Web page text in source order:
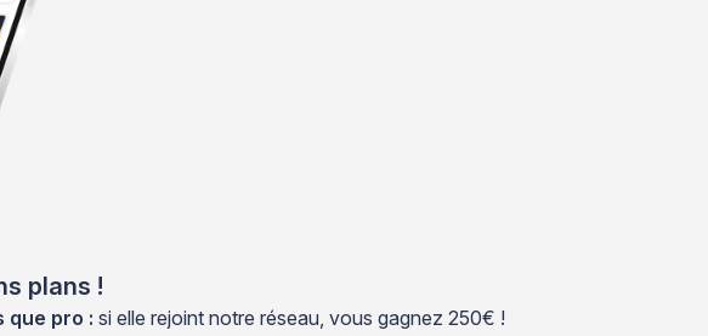
plans !
que pro : si elle rejoint notre réseau, vous gagnez 250€ !